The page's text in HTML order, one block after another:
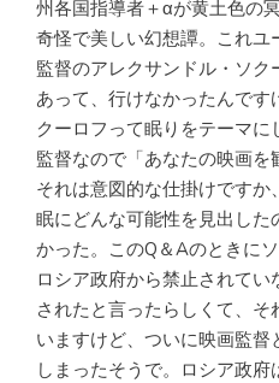
州各国指導者＋αが黄土色の
奇怪で美しい幻想譚。これユ
監督のアレクサンドル・ソ
あって、行けなかったんです
クーロフって眠りをテーマ
監督なので「あなたの映画
それは意図的な仕掛けです
眠にどんな可能性を見出した
かった。このQ＆Aのときに
ロシア政府から禁止されて
されたと言ったらしくて、
いますけど、ついに映画監督
しまったそうで。ロシア政